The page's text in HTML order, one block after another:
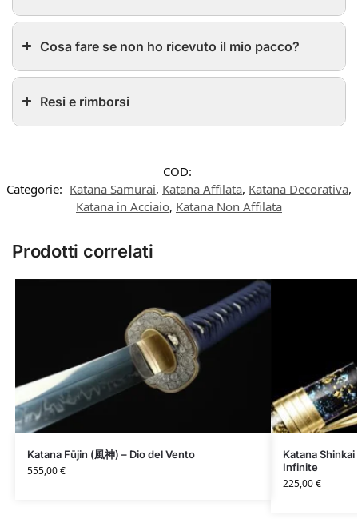
Cosa fare se non ho ricevuto il mio pacco?
Resi e rimborsi
COD:
Categorie: Katana Samurai, Katana Affilata, Katana Decorativa,
Katana in Acciaio, Katana Non Affilata
Prodotti correlati
Katana Fūjin (風神) – Dio del Vento
555,00€
Katana
Infinite
225,00€